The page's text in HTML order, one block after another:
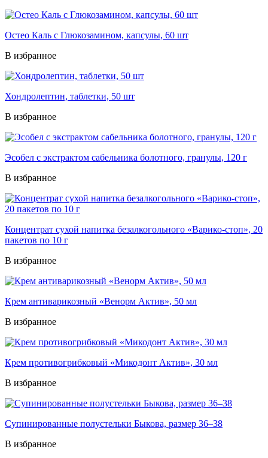
Остео Каль с Глюкозамином, капсулы, 60 шт
В избранное
Хондролептин, таблетки, 50 шт
В избранное
Эсобел с экстрактом сабельника болотного, гранулы, 120 г
В избранное
Концентрат сухой напитка безалкогольного «Варико-стоп», 20
пакетов по 10 г
В избранное
Крем антиварикозный «Венорм Актив», 50 мл
В избранное
Крем противогрибковый «Микодонт Актив», 30 мл
В избранное
Супинированные полустельки Быкова, размер 36–38
В избранное